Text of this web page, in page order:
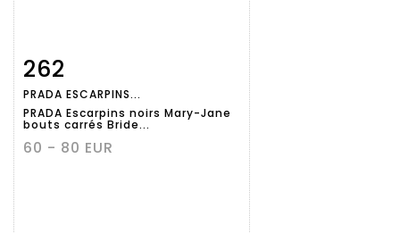
Fiche
détaillée
262
PRADA ESCARPINS...
PRADA Escarpins noirs Mary-Jane
bouts carrés Bride...
60 - 80 EUR